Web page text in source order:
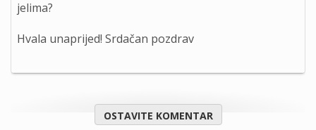
jelima?
Hvala unaprijed! Srdačan pozdrav
OSTAVITE KOMENTAR